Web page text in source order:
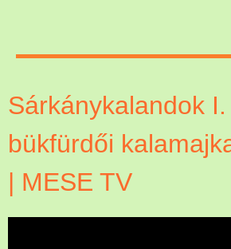
Sárkánykalandok I.
bükfürdői
| MESE TV